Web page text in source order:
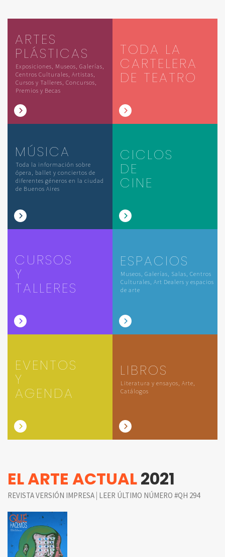
ARTES
PLÁSTICAS
Exposiciones, Museos, Galerías,
Centros Culturales, Artistas,
Cursos y Talleres, Concursos,
Premios y Becas
TODA LA
CARTELERA
DE TEATRO
MÚSICA
Toda la información sobre
ópera, ballet y conciertos de
diferentes géneros en la ciudad
de Buenos Aires
CICLOS
DE
CINE
CURSOS
Y
TALLERES
ESPACIOS
Museos, Galerías, Salas, Centros
Culturales, Art Dealers y espacios
de arte
EVENTOS
Y
AGENDA
LIBROS
Literatura y ensayos, Arte,
Catálogos
EL ARTE ACTUAL2021
REVISTA VERSIÓN IMPRESA | LEER ÚLTIMO NÚMERO #QH 294